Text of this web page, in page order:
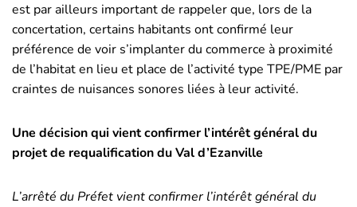
est par ailleurs important de rappeler que, lors de la
concertation, certains habitants ont confirmé leur
préférence de voir s’implanter du commerce à proximité
de l’habitat en lieu et place de l’activité type TPE/PME par
craintes de nuisances sonores liées à leur activité.
Une décision qui vient confirmer l’intérêt général du
projet de requalification du Val d’Ezanville
L’arrêté du Préfet vient confirmer l’intérêt général du